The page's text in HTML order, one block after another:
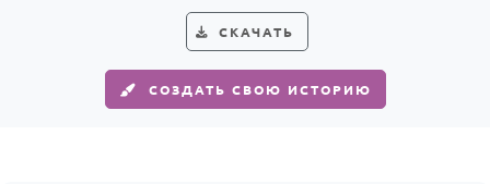
СКАЧАТЬ
СОЗДАТЬ СВОЮ ИСТОРИЮ